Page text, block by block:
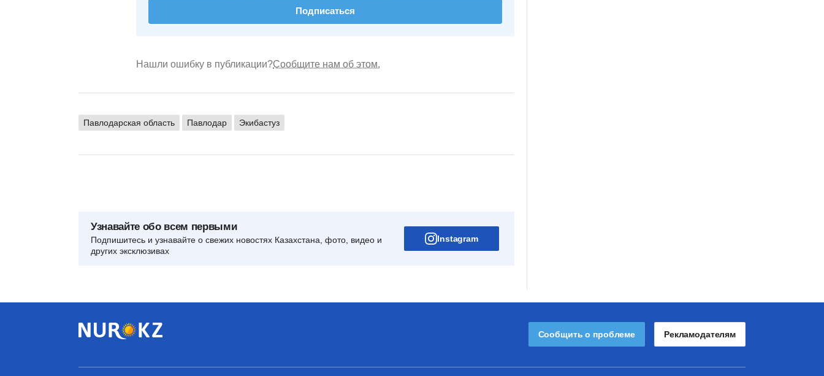
Подписаться
Нашли ошибку в публикации?Сообщите нам об этом.
Павлодарская область Павлодар Экибастуз
Узнавайте обо всем первыми
Подпишитесь и узнавайте о свежих новостях Казахстана, фото, видео и
других эксклюзивах
Instagram
Сообщить о проблеме Рекламодателям